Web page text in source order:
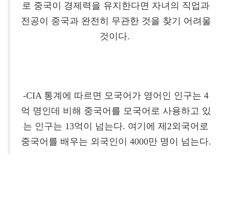
로 중국이 경제력을 유지한다면 자녀의 직업과
전공이 중국과 완전히 무관한 것을 찾기 어려울
것이다.
-CIA 통계에 따르면 모국어가 영어인 인구는 4
억 명인데 비해 중국어를 모국어로 사용하고 있
는 인구는 13억이 넘는다. 여기에 제2외국어로
중국어를 배우는 외국인이 4000만 명이 넘는다.